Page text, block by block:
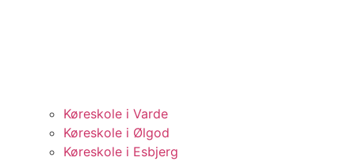
Køreskole i Varde
Køreskole i Ølgod
Køreskole i Esbjerg